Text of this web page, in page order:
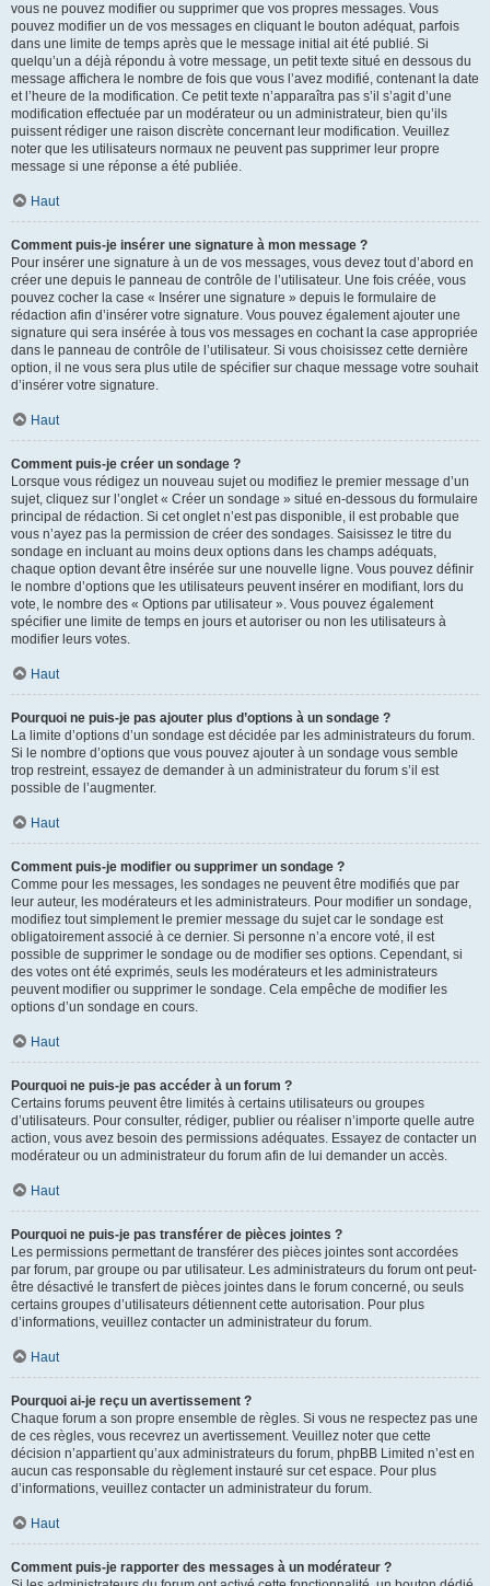
vous ne pouvez modifier ou supprimer que vos propres messages. Vous
pouvez modifier un de vos messages en cliquant le bouton adéquat, parfois
dans une limite de temps après que le message initial ait été publié. Si
quelqu’un a déjà répondu à votre message, un petit texte situé en dessous du
message affichera le nombre de fois que vous l’avez modifié, contenant la date
et l’heure de la modification. Ce petit texte n’apparaîtra pas s’il s’agit d’une
modification effectuée par un modérateur ou un administrateur, bien qu’ils
puissent rédiger une raison discrète concernant leur modification. Veuillez
noter que les utilisateurs normaux ne peuvent pas supprimer leur propre
message si une réponse a été publiée.
Haut
Comment puis-je insérer une signature à mon message ?
Pour insérer une signature à un de vos messages, vous devez tout d’abord en
créer une depuis le panneau de contrôle de l’utilisateur. Une fois créée, vous
pouvez cocher la case « Insérer une signature » depuis le formulaire de
rédaction afin d’insérer votre signature. Vous pouvez également ajouter une
signature qui sera insérée à tous vos messages en cochant la case appropriée
dans le panneau de contrôle de l’utilisateur. Si vous choisissez cette dernière
option, il ne vous sera plus utile de spécifier sur chaque message votre souhait
d’insérer votre signature.
Haut
Comment puis-je créer un sondage ?
Lorsque vous rédigez un nouveau sujet ou modifiez le premier message d’un
sujet, cliquez sur l’onglet « Créer un sondage » situé en-dessous du formulaire
principal de rédaction. Si cet onglet n’est pas disponible, il est probable que
vous n’ayez pas la permission de créer des sondages. Saisissez le titre du
sondage en incluant au moins deux options dans les champs adéquats,
chaque option devant être insérée sur une nouvelle ligne. Vous pouvez définir
le nombre d’options que les utilisateurs peuvent insérer en modifiant, lors du
vote, le nombre des « Options par utilisateur ». Vous pouvez également
spécifier une limite de temps en jours et autoriser ou non les utilisateurs à
modifier leurs votes.
Haut
Pourquoi ne puis-je pas ajouter plus d’options à un sondage ?
La limite d’options d’un sondage est décidée par les administrateurs du forum.
Si le nombre d’options que vous pouvez ajouter à un sondage vous semble
trop restreint, essayez de demander à un administrateur du forum s’il est
possible de l’augmenter.
Haut
Comment puis-je modifier ou supprimer un sondage ?
Comme pour les messages, les sondages ne peuvent être modifiés que par
leur auteur, les modérateurs et les administrateurs. Pour modifier un sondage,
modifiez tout simplement le premier message du sujet car le sondage est
obligatoirement associé à ce dernier. Si personne n’a encore voté, il est
possible de supprimer le sondage ou de modifier ses options. Cependant, si
des votes ont été exprimés, seuls les modérateurs et les administrateurs
peuvent modifier ou supprimer le sondage. Cela empêche de modifier les
options d’un sondage en cours.
Haut
Pourquoi ne puis-je pas accéder à un forum ?
Certains forums peuvent être limités à certains utilisateurs ou groupes
d’utilisateurs. Pour consulter, rédiger, publier ou réaliser n’importe quelle autre
action, vous avez besoin des permissions adéquates. Essayez de contacter un
modérateur ou un administrateur du forum afin de lui demander un accès.
Haut
Pourquoi ne puis-je pas transférer de pièces jointes ?
Les permissions permettant de transférer des pièces jointes sont accordées
par forum, par groupe ou par utilisateur. Les administrateurs du forum ont peut-
être désactivé le transfert de pièces jointes dans le forum concerné, ou seuls
certains groupes d’utilisateurs détiennent cette autorisation. Pour plus
d’informations, veuillez contacter un administrateur du forum.
Haut
Pourquoi ai-je reçu un avertissement ?
Chaque forum a son propre ensemble de règles. Si vous ne respectez pas une
de ces règles, vous recevrez un avertissement. Veuillez noter que cette
décision n’appartient qu’aux administrateurs du forum, phpBB Limited n’est en
aucun cas responsable du règlement instauré sur cet espace. Pour plus
d’informations, veuillez contacter un administrateur du forum.
Haut
Comment puis-je rapporter des messages à un modérateur ?